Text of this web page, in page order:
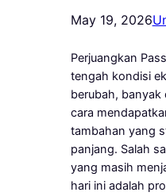
May 19, 2026
Perjuangkan
tengah kondisi
berubah, banyak
cara
tambahan yang
panjang. Salah
yang masih
hari ini adalah